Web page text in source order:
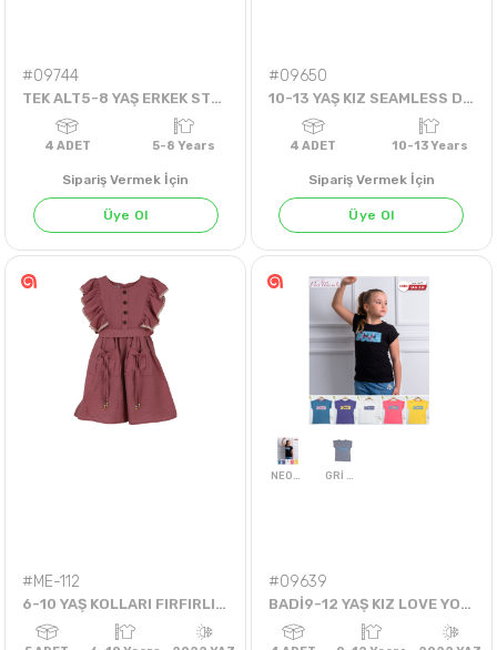
#09744
TEK ALT5-8 YAŞ ERKEK STREET GAME TEK ŞORT
ADET 5-8 Years
Sipariş Vermek İçin
Üye Ol
#09650
10-13 YAŞ KIZ SEAMLESS DESIGN BADİ ÖZDİLEK
4ADET
Sipariş Vermek İçin
Üye Ol
#ME-112
6-10 YAŞ KOLLARI FIRFIRLI DANTELLİ
#09639
BADİ9-12 YAŞ KIZ LOVE YOURSELF BADİ